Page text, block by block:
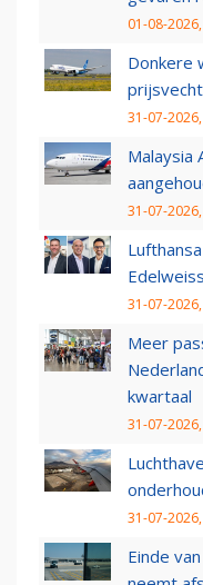
01-08-
Donkere
31-07-2026,
Malaysia
31-07-
31-07-
Meer
kwartaal
31-07-
31-07-
Einde